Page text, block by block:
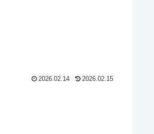
2026.02.14 2026.02.15